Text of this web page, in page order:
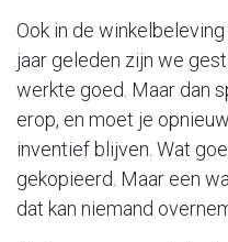
Ook in de
jaar geleden zijn we
werkte goed. Maar dan
erop, en moet je
inventief blijven. Wat
gekopieerd. Maar een
dat kan niemand